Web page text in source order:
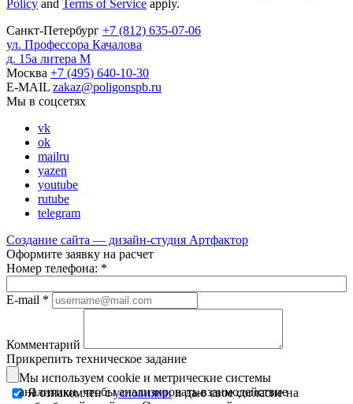
Policy and Terms of Service apply.
Санкт-Петербург +7 (812) 635-07-06
ул. Профессора Качалова
д. 15а литера М
Москва +7 (495) 640-10-30
E-MAIL zakaz@poligonspb.ru
Мы в соцсетях
vk
ok
mailru
yazen
youtube
rutube
telegram
Создание сайта — дизайн-студия Артфактор
Оформите заявку на расчет
Номер телефона: *
E-mail *
Комментарий
Прикрепить техническое задание
Я ознакомлен сусловиямии даю свое согласие на
Мы используем cookie и метрические системы
аналитики, чтобы анализировать взаимодействие